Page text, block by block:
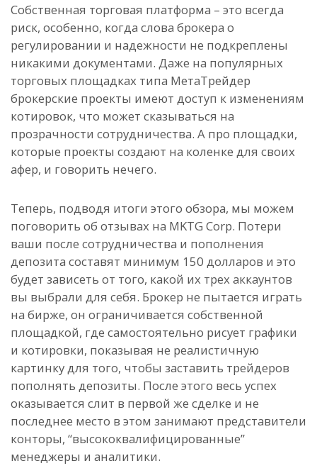
Собственная торговая платформа – это всегда
риск, особенно, когда слова брокера о
регулировании и надежности не подкреплены
никакими документами. Даже на популярных
торговых площадках типа МетаТрейдер
брокерские проекты имеют доступ к изменениям
котировок, что может сказываться на
прозрачности сотрудничества. А про площадки,
которые проекты создают на коленке для своих
афер, и говорить нечего.
Теперь, подводя итоги этого обзора, мы можем
поговорить об отзывах на MKTG Corp. Потери
ваши после сотрудничества и пополнения
депозита составят минимум 150 долларов и это
будет зависеть от того, какой их трех аккаунтов
вы выбрали для себя. Брокер не пытается играть
на бирже, он ограничивается собственной
площадкой, где самостоятельно рисует графики
и котировки, показывая не реалистичную
картинку для того, чтобы заставить трейдеров
пополнять депозиты. После этого весь успех
оказывается слит в первой же сделке и не
последнее место в этом занимают представители
конторы, “высококвалифицированные”
менеджеры и аналитики.